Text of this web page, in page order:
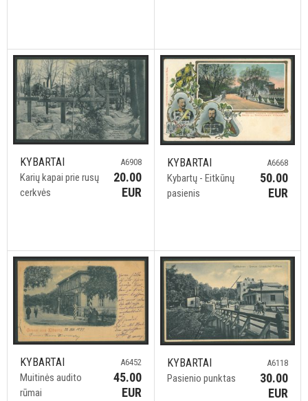
KYBARTAI
Karių kapai prie rusų
cerkvės
A6908
20.00
EUR
KYBARTAI
Kybartų - Eitkūnų
pasienis
A6668
50.00
EUR
KYBARTAI
Muitinės audito
rūmai
A6452
45.00
EUR
KYBARTAI
Pasienio punktas
A6118
30.00
EUR